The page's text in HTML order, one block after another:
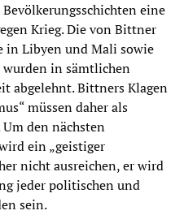
eine
Krieg. Die von Bittner
in Libyen und Mali sowie
wurden in sämtlichen
abgelehnt. Bittners Klagen
müssen daher als
den nächsten
ein „geistiger
nicht ausreichen, er wird
jeder politischen und
sein.